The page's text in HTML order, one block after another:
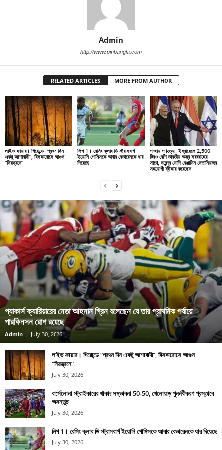
Admin
http://www.pmbangla.com
RELATED ARTICLES MORE FROM AUTHOR
লাইভ ফায়ার। গিরোন্ডে “প্রথম দিন
একটু আশাবাদী”, বিসকারোসে আগুন
“নিয়ন্ত্রনে”
লিগ 1। রেসিং ক্লাব ডি স্ট্রাসবার্গ
ইয়োনি গোমিসকে আবার বেভারেনকে ধার
দিয়েছে
গাজায় গণহত্যা: ইস্রায়েলে 2,500
টিরও বেশি ভারতীয় অস্ত্র সরবরাহের
সাথে, নরেন্দ্র মোদি বেঞ্জামিন নেতানিয়াহুর
সহযোগী স্বীকার করেছেন
প্যাকার্স ক্যারিয়ারের নেতা আহমান গ্রিন বলেছেন যে তার প্রাথমিক পর্যায়ে
পারকিনসন রোগ রয়েছে
Admin - July 30, 2026
লাইভ ফায়ার। গিরোন্ডে “প্রথম দিন একটু আশাবাদী”, বিসকারোসে আগুন
“নিয়ন্ত্রনে”
July 30, 2026
বার্সেলোনা স্ট্রাইকারের থাকার সম্ভাবনা 50-50, খেলোয়াড় পুনর্নবীকরণ প্রস্তাবে
অসন্তুষ্ট
July 30, 2026
লিগ 1। রেসিং ক্লাব ডি স্ট্রাসবার্গ ইয়োনি গোমিসকে আবার বেভারেনকে ধার দিয়েছে
July 30, 2026